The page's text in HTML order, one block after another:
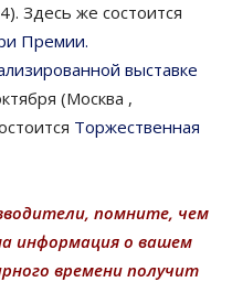
Здесь же состоится
Премии.
выставке
(Москва ,
Торжественная
помните, чем
информация о вашем
времени получит